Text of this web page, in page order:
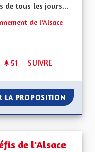
de tous les jours...
La Culture, l'Education et
de l'Alsace
51 51 ABONNÉS
SUIVRE
LA PROPOSITION
de l'Alsace